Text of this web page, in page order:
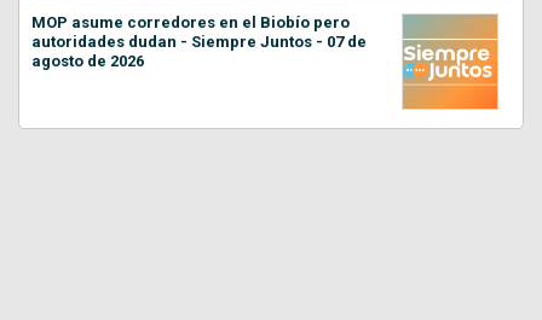
MOP asume corredores en el Biobío pero
autoridades dudan - Siempre Juntos - 07 de
agosto de 2026